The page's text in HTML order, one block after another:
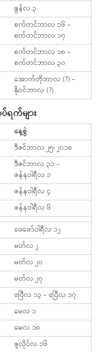
ဇွန်လ ၃
စက်တင်ဘာလ ၁၆ –
စက်တင်ဘာလ ၁၇
စက်တင်ဘာလ ၁၈ –
စက်တင်ဘာလ ၃၀
အောက်တိုဘာလ (?) –
နိုဝင်ဘာလ (?)
ရက်များ
နေ့စွဲ
ဒီဇင်ဘာလ ၂၅၊ ၂၀၁၈
ဒီဇင်ဘာလ ၃၁ –
ဇန်နဝါရီလ ၁
ဇန်နဝါရီလ ၄
ဇန်နဝါရီလ ၆
ဖေဖော်ဝါရီလ ၁၂
မတ်လ ၂
မတ်လ ၂၀
မတ်လ ၂၇
ဧပြီလ ၁၃ – ဧပြီလ ၁၇
မေလ ၁
မေလ ၁၈
ဇူလိုင်လ ၁၆